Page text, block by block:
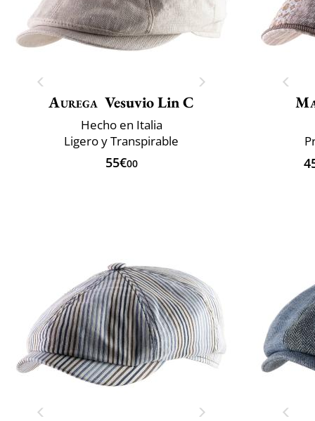
Aurega Vesuvio Lin C
Hecho en Italia
Ligero y Transpirable
55€00